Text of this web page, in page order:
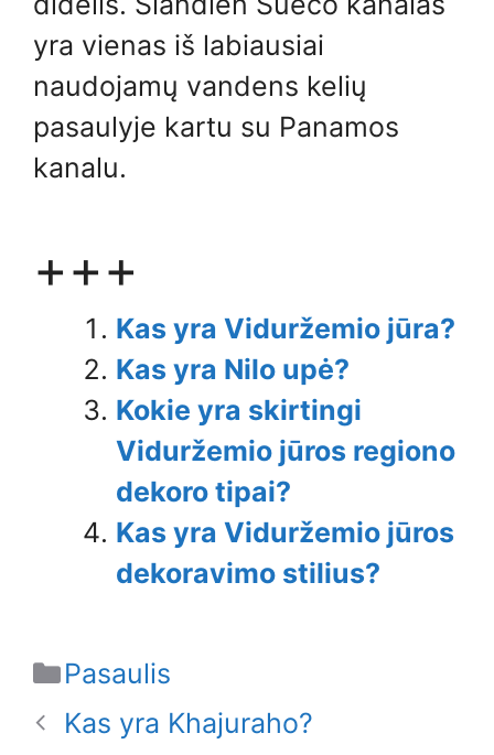
yra vienas iš labiausiai
naudojamų vandens kelių
pasaulyje kartu su Panamos
kanalu.
+++
Kas yra Viduržemio jūra?
Kas yra Nilo upė?
Kokie yra skirtingi
Viduržemio jūros regiono
dekoro tipai?
Kas yra Viduržemio jūros
dekoravimo stilius?
Categories
Pasaulis
Kas yra Khajuraho?